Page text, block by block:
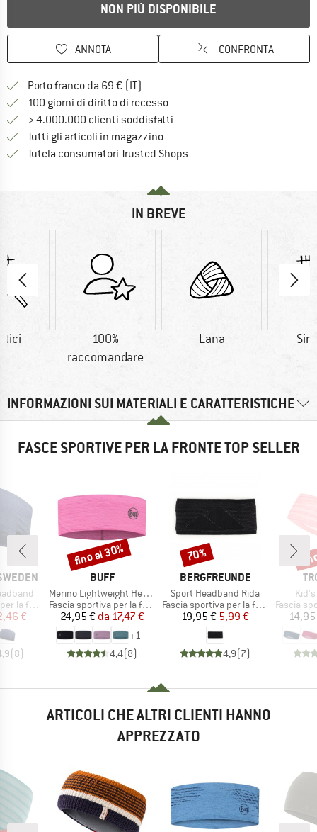
NON PIÙ DISPONIBILE
ANNOTA CONFRONTA
Porto franco da 69 € (IT)
100 giorni di diritto di recessoVai alla politica di recesso qui
> 4.000.000 clienti soddisfatti
Tutti gli articoli in magazzino
Tutela consumatori Trusted Shops
IN BREVE
100%
raccomandare
Lana
INFORMAZIONI SUI MATERIALI E CARATTERISTICHE
FASCE SPORTIVE PER LA FRONTE TOP SELLER
fronte
ridotto
€
(8)
MARCHIO
BUFF
Articolo
Merino Lightweight Headband
Gruppo di prodotti
Fascia sportiva per la fronte
Prezzo
24,95 € Prezzo ridotto
da 17,47 €
+1
4,4(8)
Sconto
fino al 30%
MARCHIO
BERGFREUNDE
Articolo
Sport Headband Rida
Gruppo di prodotti
Fascia sportiva per la fronte
Prezzo
19,95 €Prezzo ridotto
5,99 €
4,9(7)
Sconto
70%
Gruppo
Fascia
ARTICOLI CHE ALTRI CLIENTI HANNO
APPREZZATO